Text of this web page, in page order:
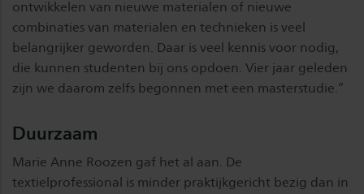
ontwikkelen van nieuwe materialen of nieuwe
combinaties van materialen en technieken is veel
belangrijker geworden. Daar is veel kennis voor nodig,
die kunnen studenten bij ons opdoen. Vier jaar geleden
zijn we daarom zelfs begonnen met een masterstudie.”
Duurzaam
Marie Anne Roozen gaf het al aan. De
textielprofessional is minder praktijkgericht bezig dan in